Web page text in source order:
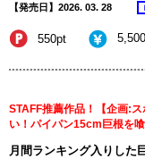
【発売日】2026. 03. 28
550pt
STAFF推薦作品！【企画:
い！パイパン15cm巨根を
月間ランキング入りした